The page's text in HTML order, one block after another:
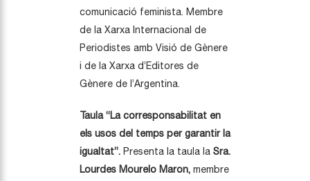
comunicació feminista. Membre
de la Xarxa Internacional de
Periodistes amb Visió de Gènere
i de la Xarxa d’Editores de
Gènere de l’Argentina.
Taula “La corresponsabilitat en
els usos del temps per garantir la
igualtat”. Presenta la taula la Sra.
Lourdes Mourelo Maron, membre